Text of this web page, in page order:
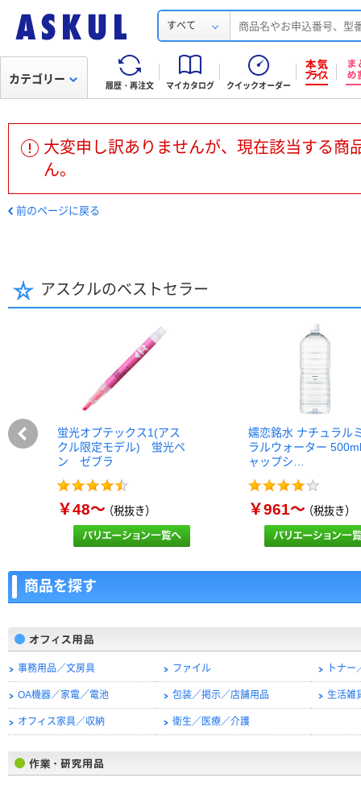
すべて
履歴・再注文 マイカタログ クイックオーダー
カテゴリー
大変申し訳ありませんが、現在該当する商
ん。
前のページに戻る
アスクルのベストセラー
蛍光オプテックス1(アス
クル限定モデル) 蛍光ペ
ン ゼブラ
￥48～（税抜き）
嬬恋銘水 ナチュラル
ラルウォーター
ャップシ…
￥961～（税抜き）
商品を探す
事務用品／文房具 ファイル トナ
OA機器／家電／電池 包装／掲示／店舗用品 生活雑
オフィス家具／収納 衛生／医療／介護